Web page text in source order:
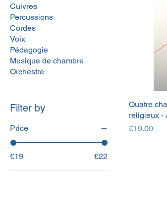
Cuivres
Percussions
Cordes
Voix
Pédagogie
Musique de chambre
Orchestre
Filter by
Price
€19 €22
Quatre
religieux -
Price
€19.00